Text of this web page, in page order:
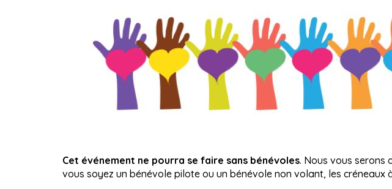
Cet événement ne pourra se faire sans bénévoles. Nous vous serons
vous soyez un bénévole pilote ou un bénévole non volant, les créneaux